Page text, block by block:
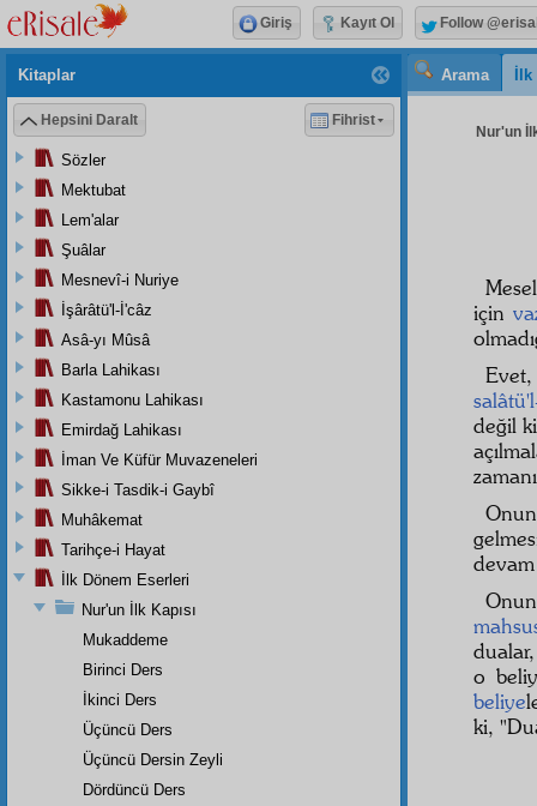
Arama
Nur'un
için
değil
o
beliye
ki,
Kitaplar
Hepsini Daralt Fihrist
Sözler
Mektubat
Lem'alar
Şuâlar
Mesnevî-i Nuriye
İşârâtü'l-İ'câz
Asâ-yı Mûsâ
Barla Lahikası
Kastamonu Lahikası
Emirdağ Lahikası
İman Ve Küfür Muvazeneleri
Sikke-i Tasdik-i Gaybî
Muhâkemat
Tarihçe-i Hayat
İlk Dönem Eserleri
Nur'un İlk Kapısı
Mukaddeme
Birinci Ders
İkinci Ders
Üçüncü Ders
Üçüncü Dersin Zeyli
Dördüncü Ders
Giriş Kayıt Ol Follow